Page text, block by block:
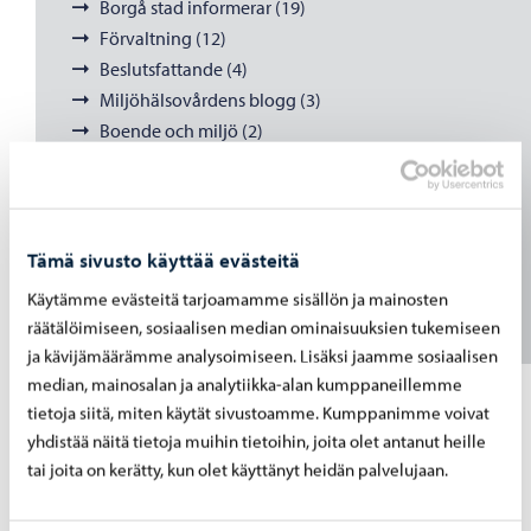
Tämä sivusto käyttää evästeitä
Käytämme evästeitä tarjoamamme sisällön ja mainosten
räätälöimiseen, sosiaalisen median ominaisuuksien tukemiseen
ja kävijämäärämme analysoimiseen. Lisäksi jaamme sosiaalisen
median, mainosalan ja analytiikka-alan kumppaneillemme
tietoja siitä, miten käytät sivustoamme. Kumppanimme voivat
yhdistää näitä tietoja muihin tietoihin, joita olet antanut heille
tai joita on kerätty, kun olet käyttänyt heidän palvelujaan.
Borgå stad informerar (19)
Förvaltning (12)
Beslutsfattande (4)
Miljöhälsovårdens blogg (3)
Boende och miljö (2)
Uncategorized (1)
Fler kategorier
Tyvärr hittade vi inget som matchade din sökning.